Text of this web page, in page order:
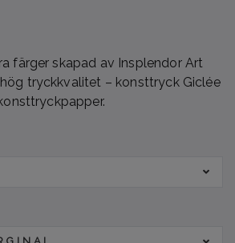
färger skapad av Insplendor Art
tryckkvalitet – konsttryck Giclée